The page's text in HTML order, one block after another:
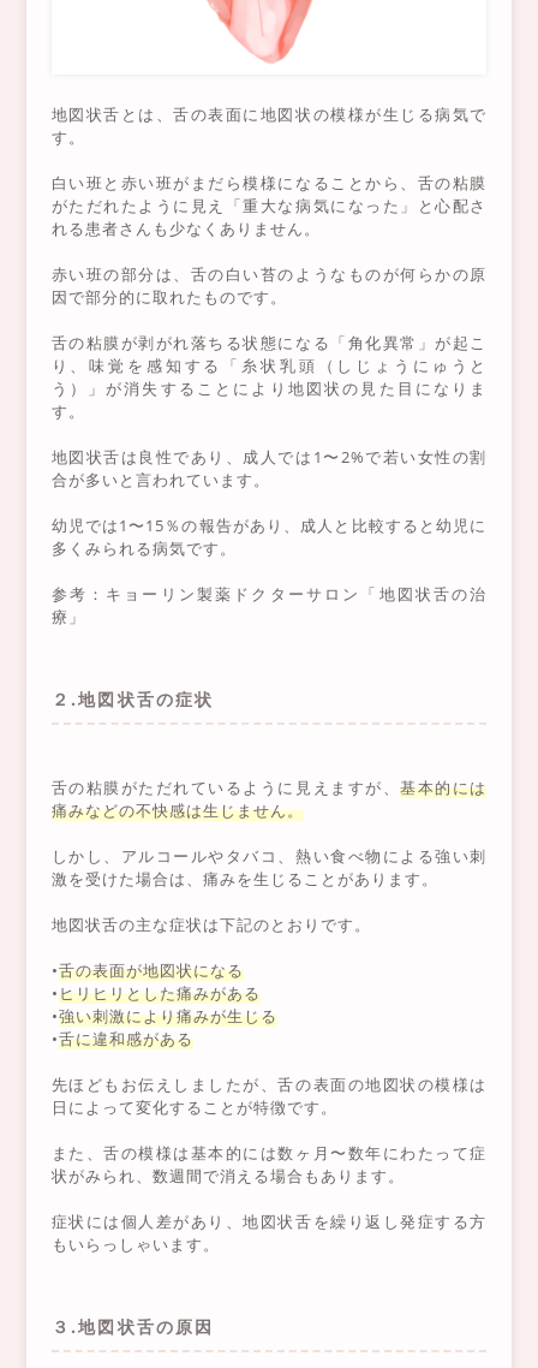
地図状舌とは、舌の表面に地図状の模様が生じる病気で
す。
白い班と赤い班がまだら模様になることから、舌の粘膜
がただれたように見え「重大な病気になった」と心配さ
れる患者さんも少なくありません。
赤い班の部分は、舌の白い苔のようなものが何らかの原
因で部分的に取れたものです。
舌の粘膜が剥がれ落ちる状態になる「角化異常」が起こ
り、味覚を感知する「糸状乳頭（しじょうにゅうと
う）」が消失することにより地図状の見た目になりま
す。
地図状舌は良性であり、成人では1〜2%で若い女性の割
合が多いと言われています。
幼児では1〜15％の報告があり、成人と比較すると幼児に
多くみられる病気です。
参考：キョーリン製薬ドクターサロン「地図状舌の治
療」
２.地図状舌の症状
舌の粘膜がただれているように見えますが、基本的には
痛みなどの不快感は生じません。
しかし、アルコールやタバコ、熱い食べ物による強い刺
激を受けた場合は、痛みを生じることがあります。
地図状舌の主な症状は下記のとおりです。
•舌の表面が地図状になる
•ヒリヒリとした痛みがある
•強い刺激により痛みが生じる
•舌に違和感がある
先ほどもお伝えしましたが、舌の表面の地図状の模様は
日によって変化することが特徴です。
また、舌の模様は基本的には数ヶ月〜数年にわたって症
状がみられ、数週間で消える場合もあります。
症状には個人差があり、地図状舌を繰り返し発症する方
もいらっしゃいます。
３.地図状舌の原因